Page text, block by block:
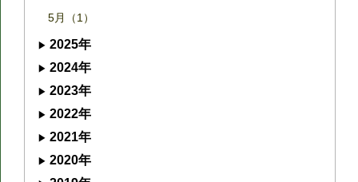
5月（1）
2025年
2024年
2023年
2022年
2021年
2020年